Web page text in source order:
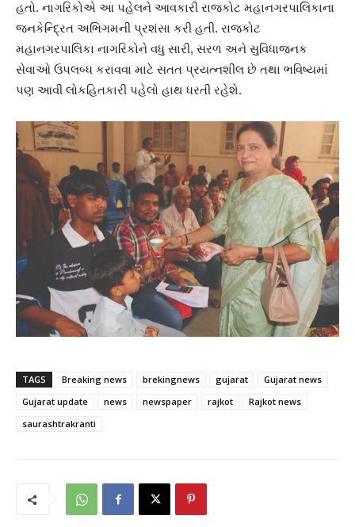
હતો. નાગરિકોએ આ પહેલને આવકારી રાજકોટ મહાનગરપાલિકાના
જનકેન્દ્રિત અભિગમની પ્રશંસા કરી હતી. રાજકોટ
મહાનગરપાલિકા નાગરિકોને વધુ સારી, સરળ અને સુવિધાજનક
સેવાઓ ઉપલબ્ધ કરાવવા માટે સતત પ્રયત્નશીલ છે તથા ભવિષ્યમાં
પણ આવી લોકહિતકારી પહેલો હાથ ધરતી રહેશે.
TAGS Breaking news brekingnews gujarat
Gujarat news
Gujarat update
news newspaper rajkot
Rajkot news
saurashtrakranti